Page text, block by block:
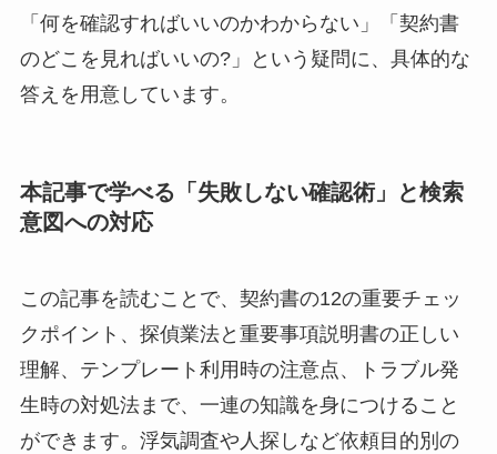
「何を確認すればいいのかわからない」「契約書
のどこを見ればいいの?」という疑問に、具体的な
答えを用意しています。
本記事で学べる「失敗しない確認術」と検索
意図への対応
この記事を読むことで、契約書の12の重要チェッ
クポイント、探偵業法と重要事項説明書の正しい
理解、テンプレート利用時の注意点、トラブル発
生時の対処法まで、一連の知識を身につけること
ができます。浮気調査や人探しなど依頼目的別の